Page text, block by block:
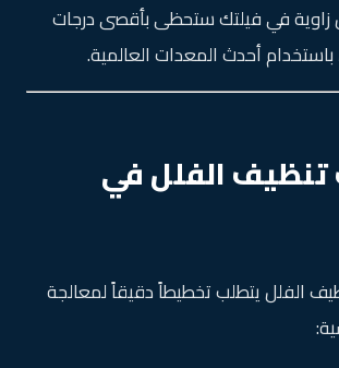
في فيلتك ستحظى بأقصى درجات
باستخدام أحدث المعدات العالمية.
تنظيف الفلل في
الفلل يتطلب تخطيطاً دقيقاً لمعالجة